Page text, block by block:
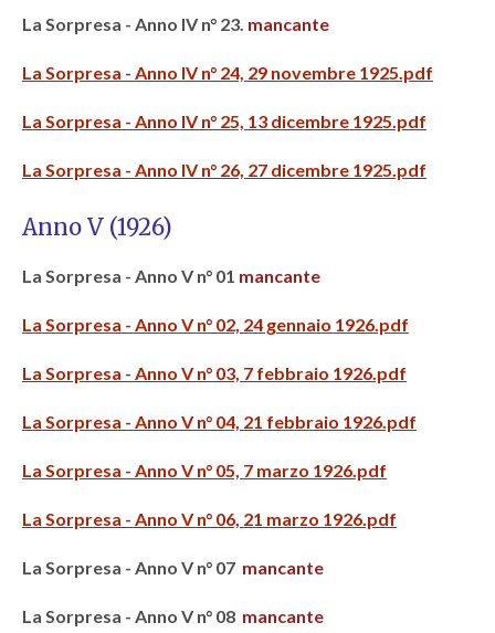
La Sorpresa - Anno IV n° 23. mancante
La Sorpresa - Anno IV n° 24, 29 novembre 1925.pdf
La Sorpresa - Anno IV n° 25, 13 dicembre 1925.pdf
La Sorpresa - Anno IV n° 26, 27 dicembre 1925.pdf
Anno V (1926)
La Sorpresa - Anno V n° 01 mancante
La Sorpresa - Anno V n° 02, 24 gennaio 1926.pdf
La Sorpresa - Anno V n° 03, 7 febbraio 1926.pdf
La Sorpresa - Anno V n° 04, 21 febbraio 1926.pdf
La Sorpresa - Anno V n° 05, 7 marzo 1926.pdf
La Sorpresa - Anno V n° 06, 21 marzo 1926.pdf
La Sorpresa - Anno V n° 07 mancante
La Sorpresa - Anno V n° 08 mancante